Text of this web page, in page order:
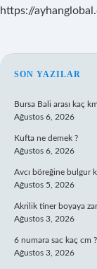
https://
SON YAZILAR
Bursa Bali arası kaç
Ağustos 6, 2026
Kufta ne demek ?
Ağustos 6, 2026
Avcı böreğine bulgur
Ağustos 5, 2026
Akrilik tiner boyaya
Ağustos 3, 2026
6 numara sac kaç cm ?
Ağustos 3, 2026